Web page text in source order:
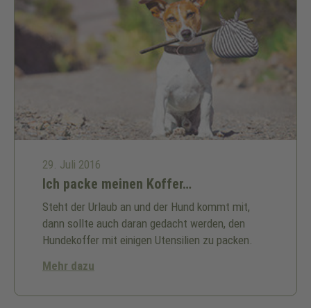
29. Juli 2016
Ich packe meinen Koffer…
Steht der Urlaub an und der Hund kommt mit,
dann sollte auch daran gedacht werden, den
Hundekoffer mit einigen Utensilien zu packen.
Mehr dazu